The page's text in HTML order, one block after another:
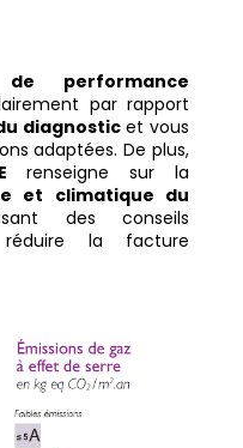
de performance
par rapport
diagnosticet vous
adaptées. De plus,
renseigne sur la
et climatique du
des conseils
réduire la facture